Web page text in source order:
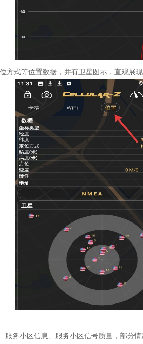
方式等位置数据，并有卫星图示，直观展现
务小区信息、服务小区信号质量，部分情